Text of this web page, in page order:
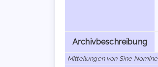
Archivbeschreibung
Mitteilungen von Sine Nomine